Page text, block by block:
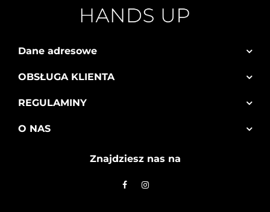
Dane adresowe
OBSŁUGA KLIENTA
REGULAMINY
O NAS
Znajdziesz nas na